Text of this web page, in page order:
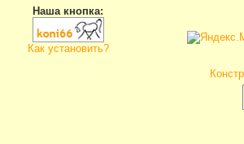
Наша кнопка:
Как установить?